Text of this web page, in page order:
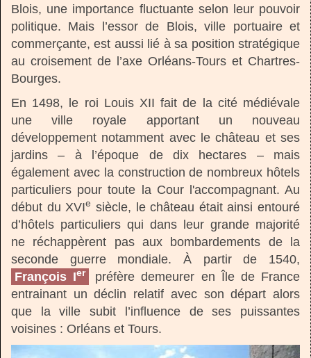
Blois, une importance fluctuante selon leur pouvoir
politique. Mais l’essor de Blois, ville portuaire et
commerçante, est aussi lié à sa position stratégique
au croisement de l’axe Orléans-Tours et Chartres-
Bourges.
En 1498, le roi Louis XII fait de la cité médiévale
une ville royale apportant un nouveau
développement notamment avec le château et ses
jardins – à l’époque de dix hectares – mais
également avec la construction de nombreux hôtels
particuliers pour toute la Cour l'accompagnant. Au
début du XVIe siècle, le château était ainsi entouré
d’hôtels particuliers qui dans leur grande majorité
ne réchappèrent pas aux bombardements de la
seconde guerre mondiale. À partir de 1540,
François Ier
préfère demeurer en Île de France
entrainant un déclin relatif avec son départ alors
que la ville subit l’influence de ses puissantes
voisines : Orléans et Tours.